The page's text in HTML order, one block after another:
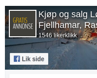
Kjøp og salg
Fjellhamar,
1546 likerklikk